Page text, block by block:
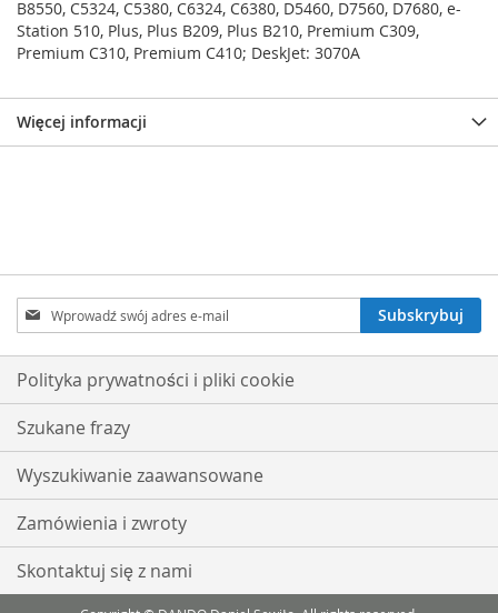
B8550, C5324, C5380, C6324, C6380, D5460, D7560, D7680, e-
Station 510, Plus, Plus B209, Plus B210, Premium C309,
Premium C310, Premium C410; DeskJet: 3070A
Więcej informacji
Subskrybuj
nasz
newsletter:
Subskrybuj
Polityka prywatności i pliki cookie
Szukane frazy
Wyszukiwanie zaawansowane
Zamówienia i zwroty
Skontaktuj się z nami